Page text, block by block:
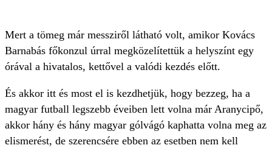
Mert a tömeg már messziről látható volt, amikor Kovács
Barnabás főkonzul úrral megközelítettük a helyszínt egy
órával a hivatalos, kettővel a valódi kezdés előtt.
És akkor itt és most el is kezdhetjük, hogy bezzeg, ha a
magyar futball legszebb éveiben lett volna már Aranycipő,
akkor hány és hány magyar gólvágó kaphatta volna meg az
elismerést, de szerencsére ebben az esetben nem kell